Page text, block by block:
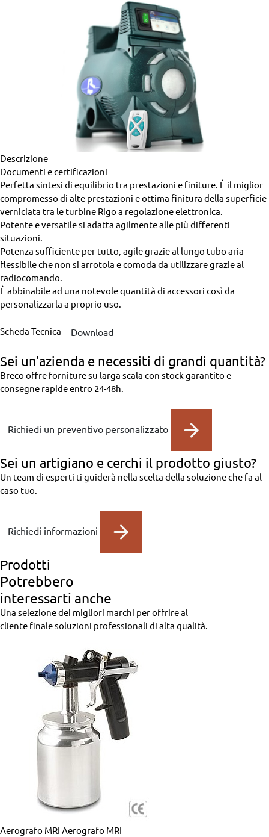
Descrizione
Documenti e certificazioni
Perfetta sintesi di equilibrio tra prestazioni e finiture. È il miglior
compromesso di alte prestazioni e ottima finitura della superficie
verniciata tra le turbine Rigo a regolazione elettronica.
Potente e versatile si adatta agilmente alle più differenti
situazioni.
Potenza sufficiente per tutto, agile grazie al lungo tubo aria
flessibile che non si arrotola e comoda da utilizzare grazie al
radiocomando.
È abbinabile ad una notevole quantità di accessori così da
personalizzarla a proprio uso.
Scheda Tecnica Download
Sei un’azienda e necessiti di grandi quantità?
Breco offre forniture su larga scala con stock garantito e
consegne rapide entro 24-48h.
Richiedi un preventivo personalizzato
Sei un artigiano e cerchi il prodotto giusto?
Un team di esperti ti guiderà nella scelta della soluzione che fa al
caso tuo.
Richiedi informazioni
Prodotti
Potrebbero
interessarti anche
Una selezione dei migliori marchi per offrire al
cliente finale soluzioni professionali di alta qualità.
Aerografo MRI Aerografo MRI